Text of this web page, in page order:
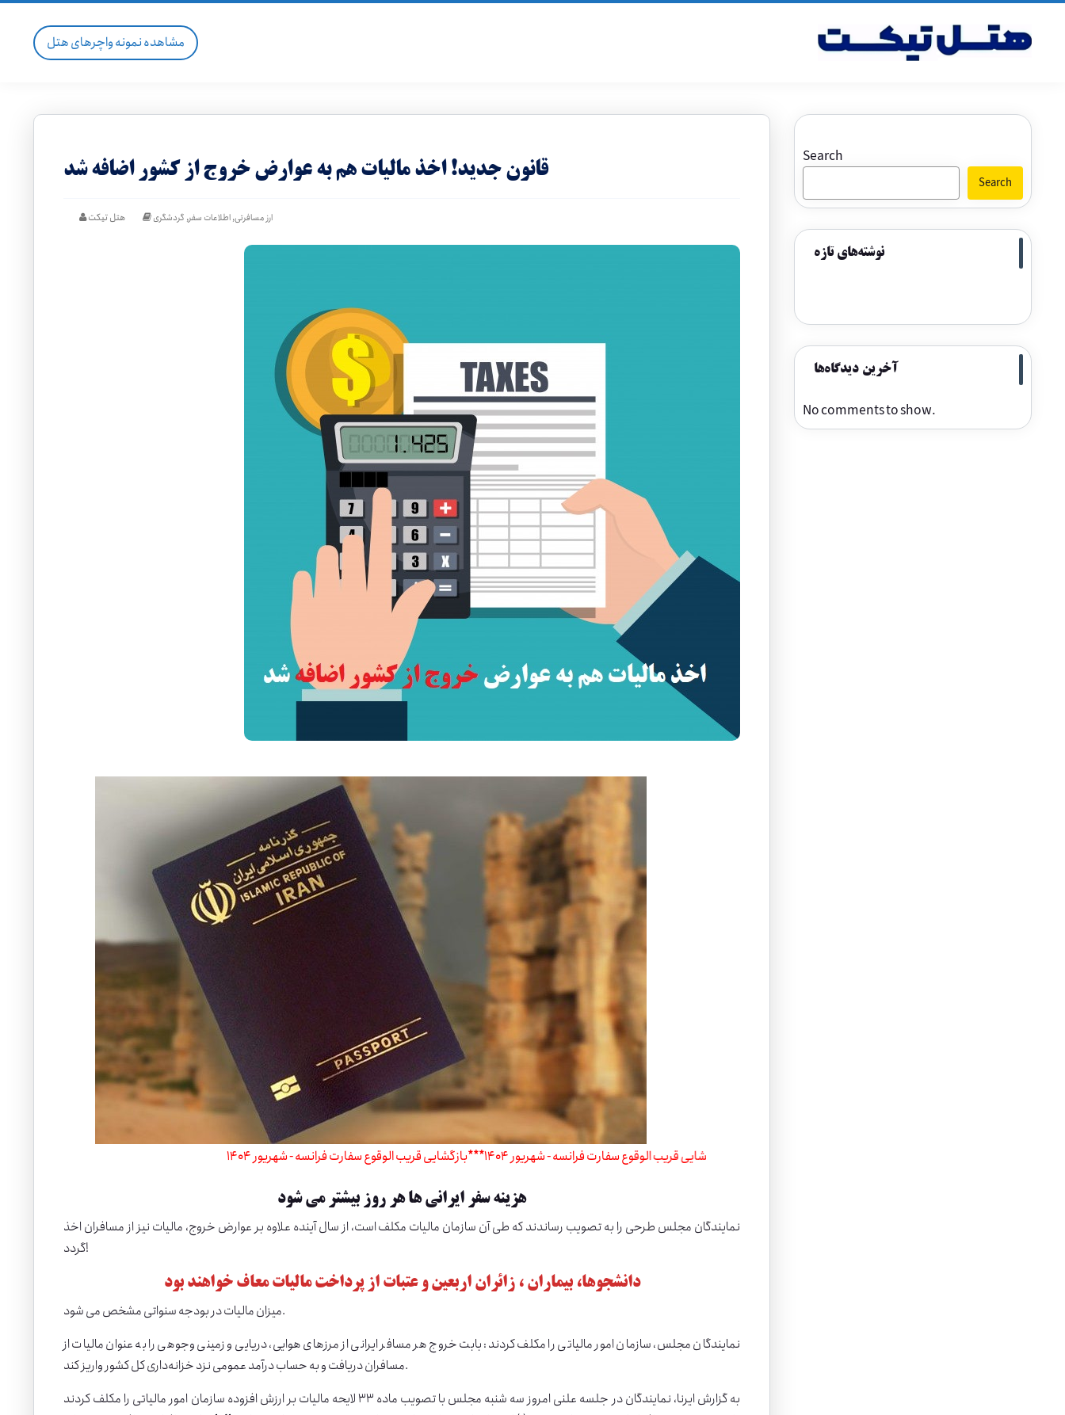
مشاهده نمونه واچرهای هتل
قانون جدید! اخذ مالیات هم به عوارض خروج از کشور اضافه شد
هتل تیکت ارز مسافرتی,اطلاعات سفر, گردشگری
***بازگشایی قریب الوقوع سفارت فرانسه - شهریور 1404 ***بازگشایی قریب الوقوع سفارت فرانسه - شهریور 1404
هزینه سفر ایرانی ها هر روز بیشتر می شود
نمایندگان مجلس طرحی را به تصویب رساندند که طی آن سازمان مالیات مکلف است، از سال آینده علاوه بر عوارض خروج، مالیات نیز از مسافران اخذ
گردد!
دانشجوها، بیماران ، زائران اربعین و عتبات از پرداخت مالیات معاف خواهند بود
میزان مالیات در بودجه سنواتی مشخص می شود.
نمایندگان مجلس، سازمان امور مالیاتی را مکلف کردند: بابت خروج هر مسافر ایرانی از مرزهای هوایی، دریایی و زمینی وجوهی را به عنوان مالیات از
مسافران دریافت و به حساب درآمد عمومی نزد خزانه‌داری کل کشور واریز کند.
به گزارش ایرنا، نمایندگان در جلسه علنی امروز سه شنبه مجلس با تصویب ماده ۳۳ لایحه مالیات بر ارزش افزوده سازمان امور مالیاتی را مکلف کردند
Search
Search
نوشته‌های تازه
آخرین دیدگاه‌ها
No comments to show.